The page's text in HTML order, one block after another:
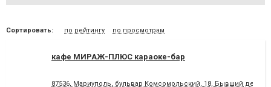
Сортировать: по рейтингу по просмотрам
кафе МИРАЖ-ПЛЮС караоке-бар
87536, Мариуполь, бульвар Комсомольский, 18, Бывший